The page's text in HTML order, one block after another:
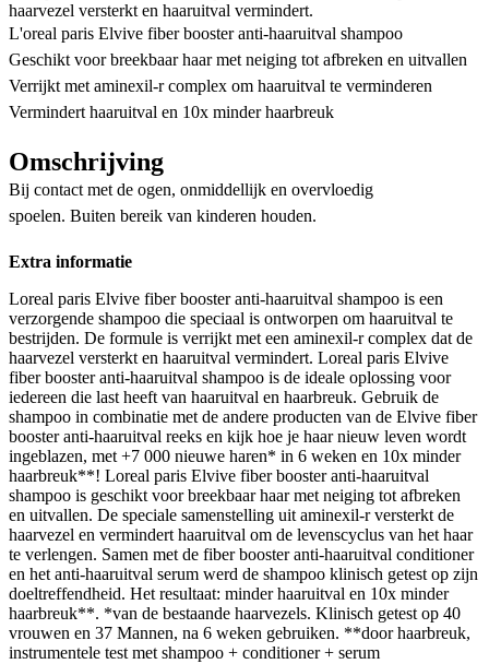
haarvezel versterkt en haaruitval vermindert.
L'oreal paris Elvive fiber booster anti-haaruitval shampoo
Geschikt voor breekbaar haar met neiging tot afbreken en uitvallen
Verrijkt met aminexil-r complex om haaruitval te verminderen
Vermindert haaruitval en 10x minder haarbreuk
Omschrijving
Bij contact met de ogen, onmiddellijk en overvloedig
spoelen. Buiten bereik van kinderen houden.
Extra informatie
Loreal paris Elvive fiber booster anti-haaruitval shampoo is een
verzorgende shampoo die speciaal is ontworpen om haaruitval te
bestrijden. De formule is verrijkt met een aminexil-r complex dat de
haarvezel versterkt en haaruitval vermindert. Loreal paris Elvive
fiber booster anti-haaruitval shampoo is de ideale oplossing voor
iedereen die last heeft van haaruitval en haarbreuk. Gebruik de
shampoo in combinatie met de andere producten van de Elvive fiber
booster anti-haaruitval reeks en kijk hoe je haar nieuw leven wordt
ingeblazen, met +7 000 nieuwe haren* in 6 weken en 10x minder
haarbreuk**! Loreal paris Elvive fiber booster anti-haaruitval
shampoo is geschikt voor breekbaar haar met neiging tot afbreken
en uitvallen. De speciale samenstelling uit aminexil-r versterkt de
haarvezel en vermindert haaruitval om de levenscyclus van het haar
te verlengen. Samen met de fiber booster anti-haaruitval conditioner
en het anti-haaruitval serum werd de shampoo klinisch getest op zijn
doeltreffendheid. Het resultaat: minder haaruitval en 10x minder
haarbreuk**. *van de bestaande haarvezels. Klinisch getest op 40
vrouwen en 37 Mannen, na 6 weken gebruiken. **door haarbreuk,
instrumentele test met shampoo + conditioner + serum